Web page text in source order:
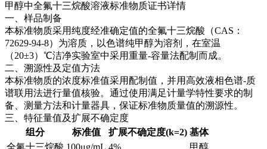
甲醇中全氟十三烷酸溶液标准物质证书详情
一、样品制备
本标准物质采用纯度经准确定值的全氟十三烷酸（CAS：
72629-94-8）为溶质，以色谱纯甲醇为溶剂，在室温
（20±3）℃洁净实验室中采用重量-容量法配制而成。
二、溯源性及定值方法
本标准物质的浓度标准值采用配制值，并用高效液相色谱-质
谱联用法进行量值核验。通过使用满足计量学特性要求的制
备、测量方法和计量器具，保证标准物质量值的溯源性。
三、特征量值及扩展不确定度
组分
标准值 扩展不确定度(k=2) 基体